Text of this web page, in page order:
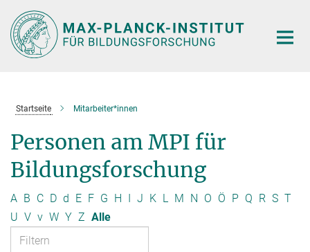
Hauptinhalt
Startseite Mitarbeiter*innen
Personen am MPI für
Bildungsforschung
A B C D d E F G H I J K L M N O Ö P Q R S T
U V v W Y Z Alle